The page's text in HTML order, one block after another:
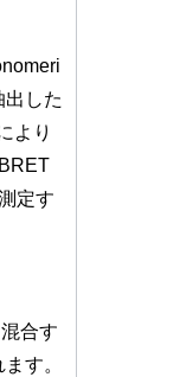
した
より
定す
合す
す。